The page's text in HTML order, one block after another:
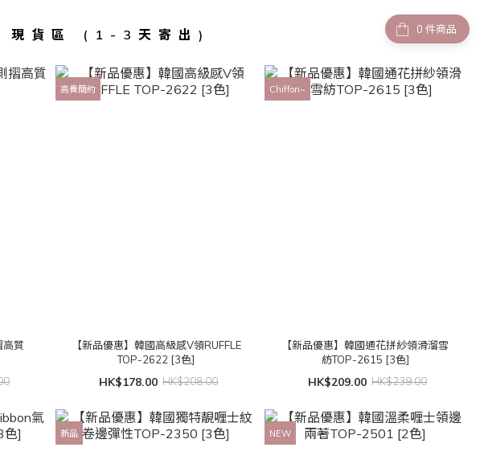
件商品
貨區 (1-3天寄出)
高質
高貴簡約
【新品優惠】韓國高級感V領RUFFLE
TOP-2622 [3色]
HK$178.00 HK$208.00
Chiffon~
【新品優惠】韓國通花拼紗領滑溜雪
紡TOP-2615 [3色]
HK$209.00 HK$239.00
新品 NEW